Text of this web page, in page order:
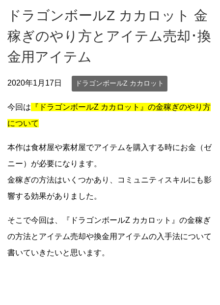
ドラゴンボールZ カカロット 金
稼ぎのやり方とアイテム売却･換
金用アイテム
2020年1月17日 ドラゴンボールZ カカロット
今回は 『ドラゴンボールZ カカロット』の金稼ぎのやり方
について
本作は食材屋や素材屋でアイテムを購入する時にお金（ゼ
ニー）が必要になります。
金稼ぎの方法はいくつかあり、コミュニティスキルにも影
響する効果がありました。
そこで今回は、『ドラゴンボールZ カカロット』の金稼ぎ
の方法とアイテム売却や換金用アイテムの入手法について
書いていきたいと思います。